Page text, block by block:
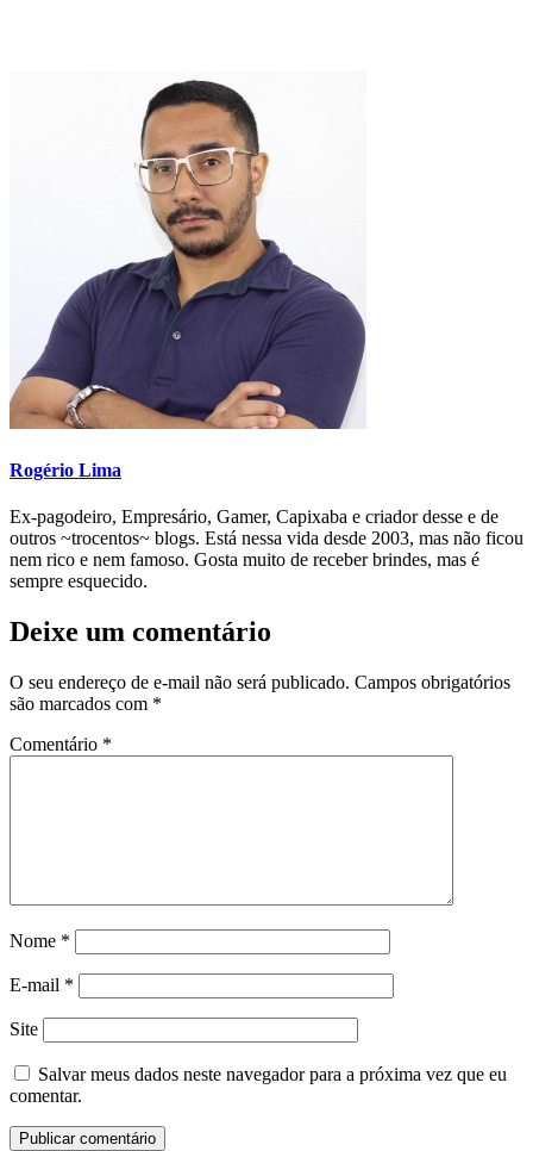
Rogério Lima
Ex-pagodeiro, Empresário, Gamer, Capixaba e criador desse e de
outros ~trocentos~ blogs. Está nessa vida desde 2003, mas não ficou
nem rico e nem famoso. Gosta muito de receber brindes, mas é
sempre esquecido.
Deixe um comentário
O seu endereço de e-mail não será publicado. Campos obrigatórios
são marcados com *
Comentário *
Nome *
E-mail *
Site
Salvar meus dados neste navegador para a próxima vez que eu
comentar.